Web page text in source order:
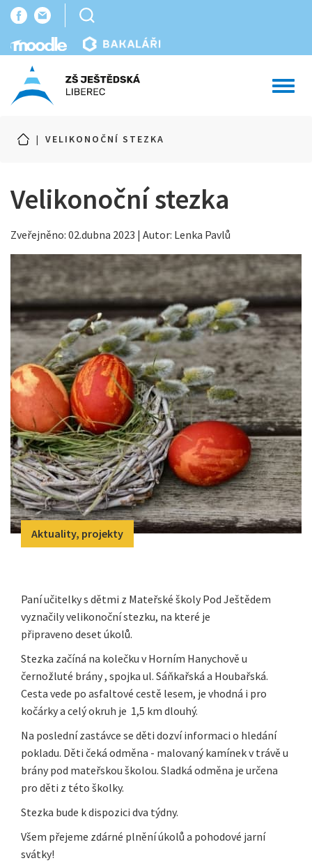
| VELIKONOČNÍ STEZKA
Velikonoční stezka
Zveřejněno: 02.dubna 2023 | Autor: Lenka Pavlů
Aktuality, projekty
Paní učitelky s dětmi z Mateřské školy Pod Ještědem
vyznačily velikonoční stezku, na které je
připraveno deset úkolů.
Stezka začíná na kolečku v Horním Hanychově u
černožluté brány , spojka ul. Sáňkařská a Houbařská.
Cesta vede po asfaltové cestě lesem, je vhodná i pro
kočárky a celý okruh je 1,5 km dlouhý.
Na poslední zastávce se děti dozví informaci o hledání
pokladu. Děti čeká odměna - malovaný kamínek v trávě u
brány pod mateřskou školou. Sladká odměna je určena
pro děti z této školky.
Stezka bude k dispozici dva týdny.
Všem přejeme zdárné plnění úkolů a pohodové jarní
svátky!